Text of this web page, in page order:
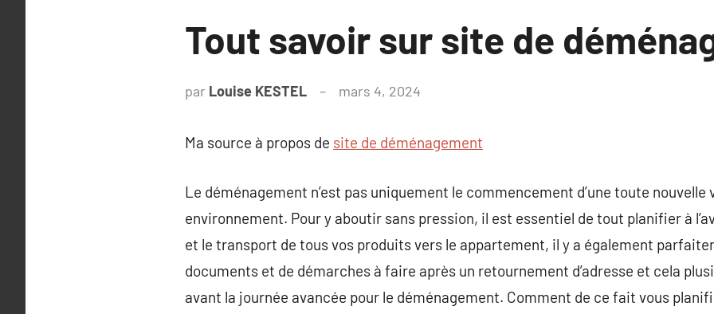
Tout savoir sur site de
par Louise KESTEL mars 4, 2024
Ma source à propos de site de déménagement
Le déménagement n’est pas uniquement le commencement d’une toute nouvelle
environnement. Pour y aboutir sans pression, il est essentiel de tout planifier à
et le transport de tous vos produits vers le appartement, il y a également
documents et de démarches à faire après un retournement d’adresse et cela
avant la journée avancée pour le déménagement. Comment de ce fait vous